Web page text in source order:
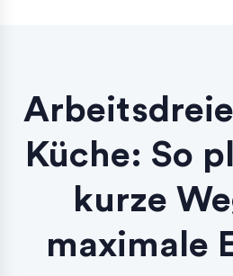
Küche: So
kurze
maximale